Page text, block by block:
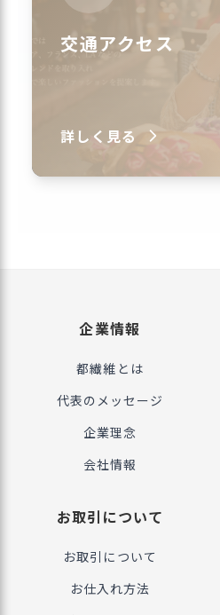
交通アクセス
詳しく見る
企業情報
都繊維とは
代表のメッセージ
企業理念
会社情報
お取引について
お取引について
お仕入れ方法